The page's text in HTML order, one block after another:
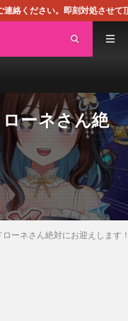
させて頂きます。なお、同
ーネさん絶
ローネさん絶対にお迎えします